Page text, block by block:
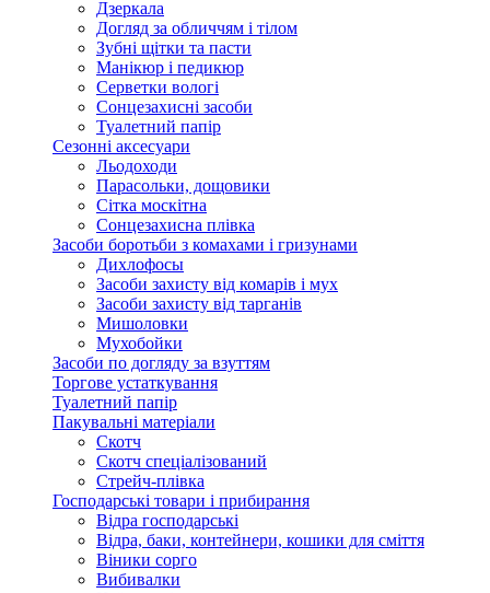
Дзеркала
Догляд за обличчям і тілом
Зубні щітки та пасти
Манікюр і педикюр
Серветки вологі
Сонцезахисні засоби
Туалетний папір
Сезонні аксесуари
Льодоходи
Парасольки, дощовики
Сітка москітна
Сонцезахисна плівка
Засоби боротьби з комахами і гризунами
Дихлофосы
Засоби захисту від комарів і мух
Засоби захисту від тарганів
Мишоловки
Мухобойки
Засоби по догляду за взуттям
Торгове устаткування
Туалетний папір
Пакувальні матеріали
Скотч
Скотч спеціалізований
Стрейч-плівка
Господарські товари і прибирання
Відра господарські
Відра, баки, контейнери, кошики для сміття
Віники сорго
Вибивалки